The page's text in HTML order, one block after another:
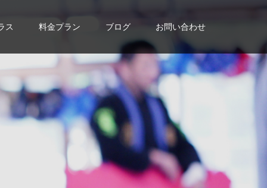
ス 料金プラン ブログ お問い合わせ